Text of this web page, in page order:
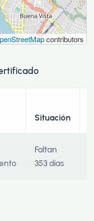
contributors
Situación
Faltan
353 días